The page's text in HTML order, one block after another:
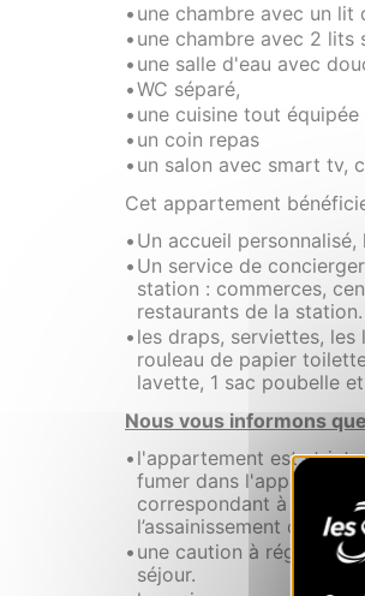
une chambre avec un lit
une chambre avec 2 lits
une salle d'eau avec
WC séparé,
une cuisine tout
un coin repas
un salon avec smart tv,
Cet appartement
Un accueil
Un service de
station : commerces,
restaurants de la station.
les draps, serviettes,
rouleau de papier
lavette, 1 sac poubelle
Nous vous informons
l'appartement est
fumer dans
correspondant à 50%
l’assainissement de
une caution à régler sur
séjour.